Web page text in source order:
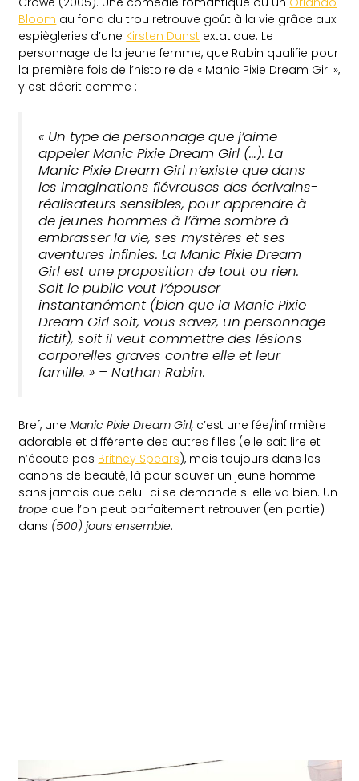
Bloom au fond du trou retrouve goût à la vie grâce aux
espiègleries d’une Kirsten Dunst extatique. Le
personnage de la jeune femme, que Rabin qualifie pour
la première fois de l’histoire de « Manic Pixie Dream Girl »,
y est décrit comme :
« Un type de personnage que j’aime
appelerManic Pixie Dream Girl (…). La
Manic Pixie Dream Girl n’existe que dans
les imaginations fiévreuses des écrivains-
réalisateurs sensibles, pour apprendre à
de jeunes hommes à l’âme sombre à
embrasser la vie, ses mystères et ses
aventures infinies. LaManic Pixie Dream
Girl est une proposition de tout ou rien.
Soit le public veut l’épouser
instantanément (bien que laManic Pixie
Dream Girl soit, vous savez, un personnage
fictif), soit il veut commettre des lésions
corporelles graves contre elle et leur
famille. » – Nathan Rabin.
Bref, uneManic Pixie Dream Girl, c’est une fée/infirmière
adorable et différente des autres filles (elle sait lire et
n’écoute pas Britney Spears), mais toujours dans les
canons de beauté, là pour sauver un jeune homme
sans jamais que celui-ci se demande si elle va bien. Un
trope que l’on peut parfaitement retrouver (en partie)
dans (500) jours ensemble.